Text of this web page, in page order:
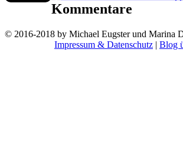
Kommentare
© 2016-2018 by Michael Eugster und Marina
Impressum & Datenschutz | Blog